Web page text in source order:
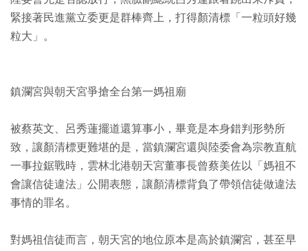
緊接著民進黨立委更是群棒齊上，打得顏清標「一粒頭好幾
粒大」。
鎮瀾宮與朝天宮爭搶全台第一媽祖廟
被蔡英文、呂秀蓮擺道還算事小，畢竟是本身錯判形勢所
致，讓顏清標更難堪的是，當鎮瀾宮還與陸委會為宗教直航
一事拉鋸戰時，雲林北港朝天宮董事長曾蔡美佐以「媽祖不
會讓信徒違法」公開表態，讓顏清標背負了帶領信徒做違法
事情的罪名。
對媽祖信徒而言，朝天宮的地位原本是高於鎮瀾宮，甚至早